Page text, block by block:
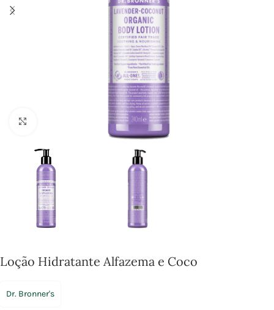
Loção Hidratante Alfazema e Coco
Dr. Bronner's